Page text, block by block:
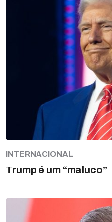
INTERNACIONAL
Trump é um “maluco”